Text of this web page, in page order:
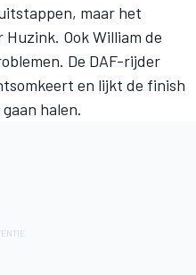
maar het
Ook William de
De DAF-rijder
en lijkt de finish
halen.